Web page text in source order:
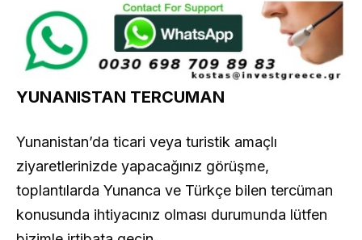
YUNANISTAN TERCUMAN
Yunanistan’da ticari veya turistik amaçlı
ziyaretlerinizde yapacağınız görüşme,
toplantılarda Yunanca ve Türkçe bilen tercüman
konusunda ihtiyacınız olması durumunda lütfen